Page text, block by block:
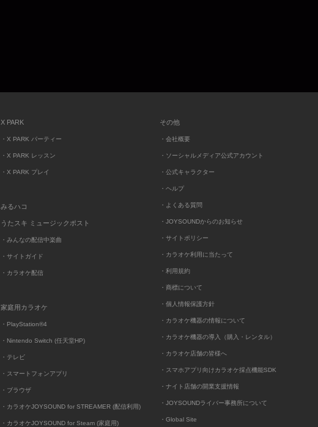
X PARK
・X PARK パーティー
・X PARK レッスン
・X PARK プレイ
みるハコ
うたスキ ミュージックポスト
・みんなの配信中楽曲
・サイトガイド
・カラオケ配信
家庭用カラオケ
・PlayStation®4
・Nintendo Switch (任天堂HP)
・テレビ
・スマートフォンアプリ
・ブラウザ
・カラオケJOYSOUND for STREAMER (配信利用)
・カラオケJOYSOUND for Steam (家庭用)
その他
・会社概要
・ソーシャルメディア公式アカウント
・公式キャラクター
・ヘルプ
・よくある質問
・JOYSOUNDからのお知らせ
・サイトポリシー
・カラオケ利用に当たって
・利用規約
・商標について
・個人情報保護方針
・カラオケ機器の情報について
・カラオケ機器の導入（購入・レンタル）
・カラオケ店舗の皆様へ
・スマホアプリ向けカラオケ採点機能SDK
・ナイト店舗の開業支援情報
・JOYSOUNDライバー事務所について
・Global Site